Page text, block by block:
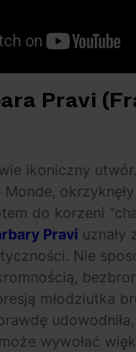
Pravi
ikoniczny
do korzeni
Pravi uznały
Nie
młodziutka
wywołać